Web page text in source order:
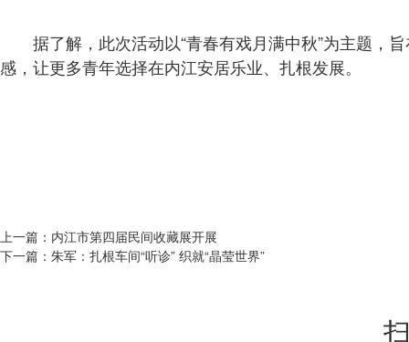
据了解，此次活动以“青春有戏月满中秋”为主题，
感，让更多青年选择在内江安居乐业、扎根发展。
上一篇： 内江市第四届民间收藏展开展
下一篇： 朱军：扎根车间“听诊” 织就“晶莹世界”